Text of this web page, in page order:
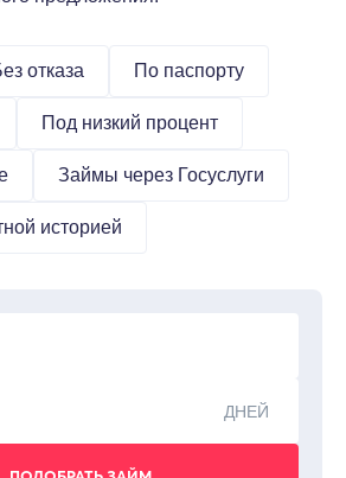
отказа По паспорту
Под низкий процент
Займы через Госуслуги
историей
ДНЕЙ